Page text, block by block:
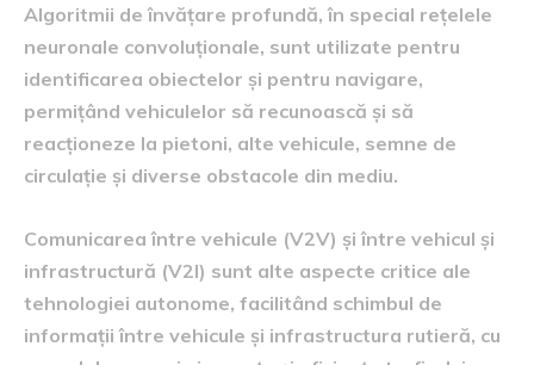
Algoritmii de învățare profundă, în special rețelele
neuronale convoluționale, sunt utilizate pentru
identificarea obiectelor și pentru navigare,
permițând vehiculelor să recunoască și să
reacționeze la pietoni, alte vehicule, semne de
circulație și diverse obstacole din mediu.
Comunicarea între vehicule (V2V) și între vehicul și
infrastructură (V2I) sunt alte aspecte critice ale
tehnologiei autonome, facilitând schimbul de
informații între vehicule și infrastructura rutieră, cu